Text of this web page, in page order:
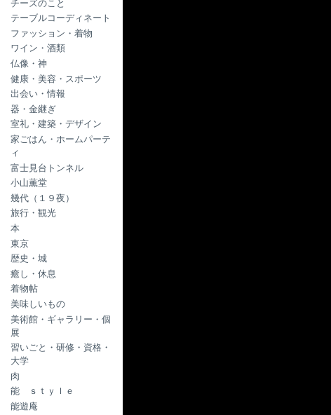
チーズのこと
テーブルコーディネート
ファッション・着物
ワイン・酒類
仏像・神
健康・美容・スポーツ
出会い・情報
器・金継ぎ
室礼・建築・デザイン
家ごはん・ホームパーテ
ィ
富士見台トンネル
小山薫堂
幾代（１９夜）
旅行・観光
本
東京
歴史・城
癒し・休息
着物帖
美味しいもの
美術館・ギャラリー・個
展
習いごと・研修・資格・
大学
肉
能 ｓｔｙｌｅ
能遊庵